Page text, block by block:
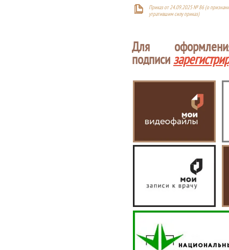
Приказ от 24.09.2025 № 86 (о
утратившим силу приказ)
Для
подписи